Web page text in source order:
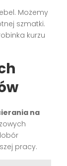
Możemy
szmatki.
kurzu
na
pracy.